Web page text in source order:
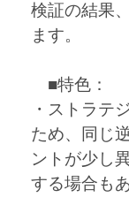
検証の結果
ます。
■特色：
・ストラテ
ため、同じ
ントが少し
する場合も